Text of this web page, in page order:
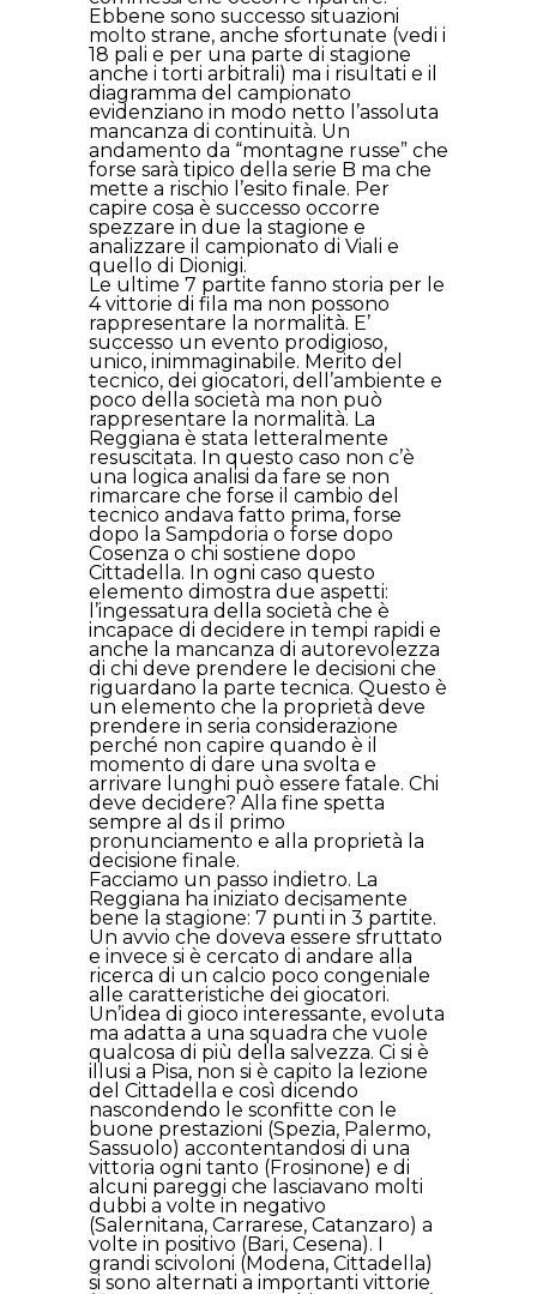
Ebbene sono successo situazioni
molto strane, anche sfortunate (vedi i
18 pali e per una parte di stagione
anche i torti arbitrali) ma i risultati e il
diagramma del campionato
evidenziano in modo netto l’assoluta
mancanza di continuità. Un
andamento da “montagne russe” che
forse sarà tipico della serie B ma che
mette a rischio l’esito finale. Per
capire cosa è successo occorre
spezzare in due la stagione e
analizzare il campionato di Viali e
quello di Dionigi.
Le ultime 7 partite fanno storia per le
4 vittorie di fila ma non possono
rappresentare la normalità. E’
successo un evento prodigioso,
unico, inimmaginabile. Merito del
tecnico, dei giocatori, dell’ambiente e
poco della società ma non può
rappresentare la normalità. La
Reggiana è stata letteralmente
resuscitata. In questo caso non c’è
una logica analisi da fare se non
rimarcare che forse il cambio del
tecnico andava fatto prima, forse
dopo la Sampdoria o forse dopo
Cosenza o chi sostiene dopo
Cittadella. In ogni caso questo
elemento dimostra due aspetti:
l’ingessatura della società che è
incapace di decidere in tempi rapidi e
anche la mancanza di autorevolezza
di chi deve prendere le decisioni che
riguardano la parte tecnica. Questo è
un elemento che la proprietà deve
prendere in seria considerazione
perché non capire quando è il
momento di dare una svolta e
arrivare lunghi può essere fatale. Chi
deve decidere? Alla fine spetta
sempre al ds il primo
pronunciamento e alla proprietà la
decisione finale.
Facciamo un passo indietro. La
Reggiana ha iniziato decisamente
bene la stagione: 7 punti in 3 partite.
Un avvio che doveva essere sfruttato
e invece si è cercato di andare alla
ricerca di un calcio poco congeniale
alle caratteristiche dei giocatori.
Un’idea di gioco interessante, evoluta
ma adatta a una squadra che vuole
qualcosa di più della salvezza. Ci si è
illusi a Pisa, non si è capito la lezione
del Cittadella e così dicendo
nascondendo le sconfitte con le
buone prestazioni (Spezia, Palermo,
Sassuolo) accontentandosi di una
vittoria ogni tanto (Frosinone) e di
alcuni pareggi che lasciavano molti
dubbi a volte in negativo
(Salernitana, Carrarese, Catanzaro) a
volte in positivo (Bari, Cesena). I
grandi scivoloni (Modena, Cittadella)
si sono alternati a importanti vittorie